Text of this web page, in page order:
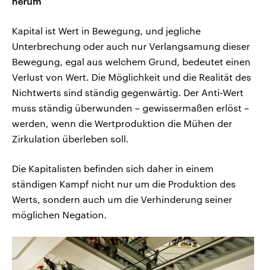
Kapital ist Wert in Bewegung, und jegliche
Unterbrechung oder auch nur Verlangsamung dieser
Bewegung, egal aus welchem Grund, bedeutet einen
Verlust von Wert. Die Möglichkeit und die Realität des
Nichtwerts sind ständig gegenwärtig. Der Anti‑Wert
muss ständig überwunden – gewissermaßen erlöst –
werden, wenn die Wertproduktion die Mühen der
Zirkulation überleben soll.
Die Kapitalisten befinden sich daher in einem
ständigen Kampf nicht nur um die Produktion des
Werts, sondern auch um die Verhinderung seiner
möglichen Negation.